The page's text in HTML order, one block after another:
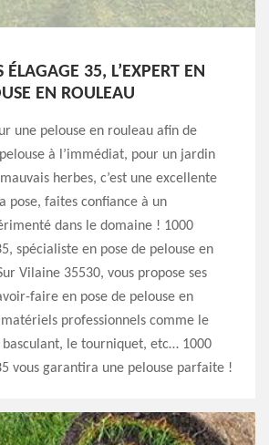
ÉLAGAGE 35, L’EXPERT EN
EN ROULEAU
une pelouse en rouleau afin de
à l’immédiat, pour un jardin
herbes, c’est une excellente
pose, faites confiance à un
dans le domaine ! 1000
spécialiste en pose de pelouse en
Vilaine 35530, vous propose ses
faire en pose de pelouse en
professionnels comme le
le tourniquet, etc… 1000
vous garantira une pelouse parfaite !